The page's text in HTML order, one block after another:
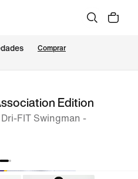
Comprar
Edition
FIT Swingman -